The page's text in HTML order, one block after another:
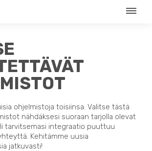
ohjelmistoja toisiinsa. Valitse tästä
nähdäksesi suoraan tarjolla olevat
tarvitsemasi integraatio puuttuu
Kehitämme uusia
jatkuvasti!